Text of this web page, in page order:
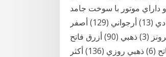
ميگيرد. اين راكت ،مدل ارتقاء يافته فجر 3 بوده و داراي موتور با سوخت جامد
است. ذهبي (981) أبيض (333) أسود (610) فضي (1671) أزرق داكن (23) رمادي (13) أرجواني (129) أصفر
(78) فوشيا (1) وردي (12) أحمر (106) أخضر (110) أزرق (114) زهري (31) برونز (3) ذهبي (90) أزرق فاتح